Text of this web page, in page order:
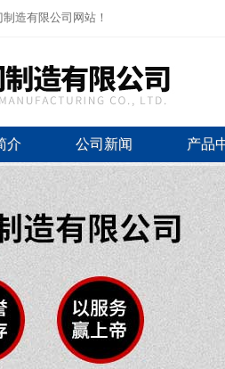
造有限公司网站！
介 公司新闻 产品